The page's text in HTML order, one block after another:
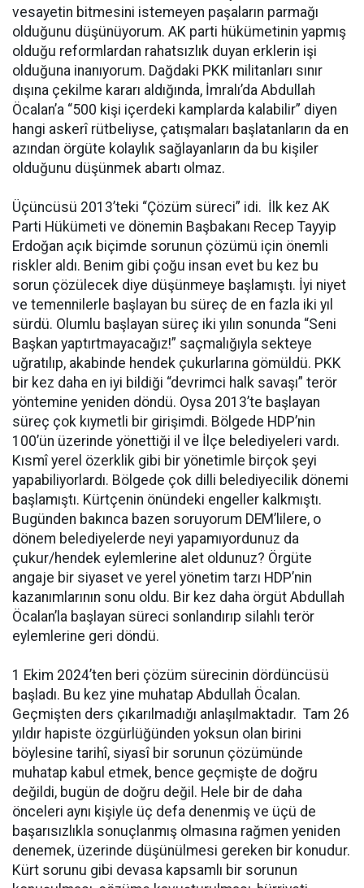
vesayetin bitmesini istemeyen paşaların parmağı
olduğunu düşünüyorum. AK parti hükümetinin yapmış
olduğu reformlardan rahatsızlık duyan erklerin işi
olduğuna inanıyorum. Dağdaki PKK militanları sınır
dışına çekilme kararı aldığında, İmralı’da Abdullah
Öcalan’a “500 kişi içerdeki kamplarda kalabilir” diyen
hangi askerî rütbeliyse, çatışmaları başlatanların da en
azından örgüte kolaylık sağlayanların da bu kişiler
olduğunu düşünmek abartı olmaz.
Üçüncüsü 2013’teki “Çözüm süreci” idi. İlk kez AK
Parti Hükümeti ve dönemin Başbakanı Recep Tayyip
Erdoğan açık biçimde sorunun çözümü için önemli
riskler aldı. Benim gibi çoğu insan evet bu kez bu
sorun çözülecek diye düşünmeye başlamıştı. İyi niyet
ve temennilerle başlayan bu süreç de en fazla iki yıl
sürdü. Olumlu başlayan süreç iki yılın sonunda “Seni
Başkan yaptırtmayacağız!” saçmalığıyla sekteye
uğratılıp, akabinde hendek çukurlarına gömüldü. PKK
bir kez daha en iyi bildiği “devrimci halk savaşı” terör
yöntemine yeniden döndü. Oysa 2013’te başlayan
süreç çok kıymetli bir girişimdi. Bölgede HDP’nin
100’ün üzerinde yönettiği il ve İlçe belediyeleri vardı.
Kısmî yerel özerklik gibi bir yönetimle birçok şeyi
yapabiliyorlardı. Bölgede çok dilli belediyecilik dönemi
başlamıştı. Kürtçenin önündeki engeller kalkmıştı.
Bugünden bakınca bazen soruyorum DEM’lilere, o
dönem belediyelerde neyi yapamıyordunuz da
çukur/hendek eylemlerine alet oldunuz? Örgüte
angaje bir siyaset ve yerel yönetim tarzı HDP’nin
kazanımlarının sonu oldu. Bir kez daha örgüt Abdullah
Öcalan’la başlayan süreci sonlandırıp silahlı terör
eylemlerine geri döndü.
1 Ekim 2024’ten beri çözüm sürecinin dördüncüsü
başladı. Bu kez yine muhatap Abdullah Öcalan.
Geçmişten ders çıkarılmadığı anlaşılmaktadır. Tam 26
yıldır hapiste özgürlüğünden yoksun olan birini
böylesine tarihî, siyasî bir sorunun çözümünde
muhatap kabul etmek, bence geçmişte de doğru
değildi, bugün de doğru değil. Hele bir de daha
önceleri aynı kişiyle üç defa denenmiş ve üçü de
başarısızlıkla sonuçlanmış olmasına rağmen yeniden
denemek, üzerinde düşünülmesi gereken bir konudur.
Kürt sorunu gibi devasa kapsamlı bir sorunun